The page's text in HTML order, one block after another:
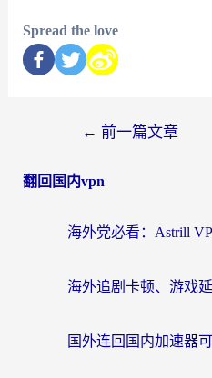
Spread the love
← 前一篇文章
翻回国内vpn